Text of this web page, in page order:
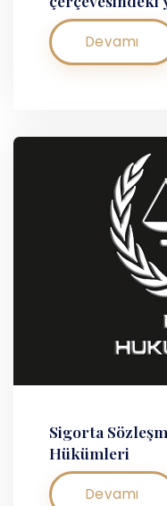
Devamı
Sigorta
Hükümleri
Devamı